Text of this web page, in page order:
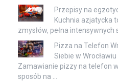
Przepisy na
Kuchnia azjatycka
zmysłów, pełna intensywnych
Pizza na Telefon
Siebie w Wrocławiu
Zamawianie pizzy na telefon
sposób na …